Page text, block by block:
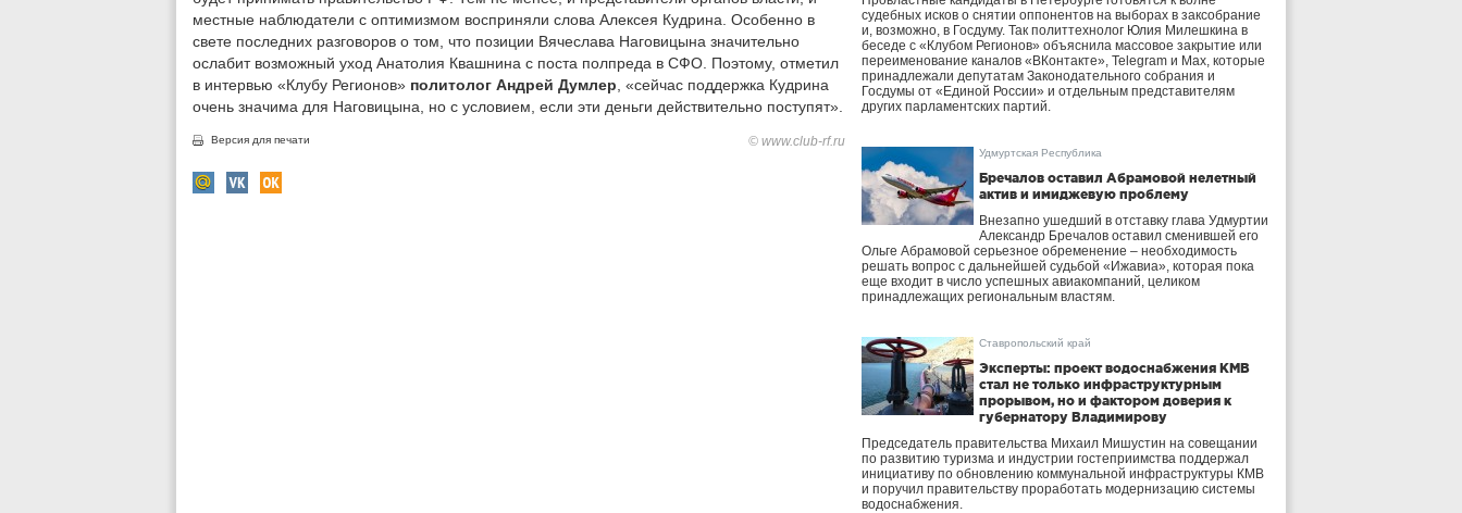
местные наблюдатели с оптимизмом восприняли слова Алексея Кудрина. Особенно в
свете последних разговоров о том, что позиции Вячеслава Наговицына значительно
ослабит возможный уход Анатолия Квашнина с поста полпреда в СФО. Поэтому, отметил
в интервью «Клубу Регионов» политолог Андрей Думлер , «сейчас поддержка Кудрина
очень значима для Наговицына, но с условием, если эти деньги действительно поступят».
Версия для печати © www.club-rf.ru
судебных исков о снятии оппонентов на выборах в заксобрание
и, возможно, в Госдуму. Так политтехнолог Юлия Милешкина в
беседе с «Клубом Регионов» объяснила массовое закрытие или
переименование каналов «ВКонтакте», Telegram и Max, которые
принадлежали депутатам Законодательного собрания и
Госдумы от «Единой России» и отдельным представителям
других парламентских партий.
Удмуртская Республика
Бречалов оставил Абрамовой нелетный
актив и имиджевую проблему
Внезапно ушедший в отставку глава Удмуртии
Александр Бречалов оставил сменившей его
Ольге Абрамовой серьезное обременение – необходимость
решать вопрос с дальнейшей судьбой «Ижавиа», которая пока
еще входит в число успешных авиакомпаний, целиком
принадлежащих региональным властям.
Ставропольский край
Эксперты: проект водоснабжения КМВ
стал не только инфраструктурным
прорывом, но и фактором доверия к
губернатору Владимирову
Председатель правительства Михаил Мишустин на совещании
по развитию туризма и индустрии гостеприимства поддержал
инициативу по обновлению коммунальной инфраструктуры КМВ
и поручил правительству проработать модернизацию системы
водоснабжения.